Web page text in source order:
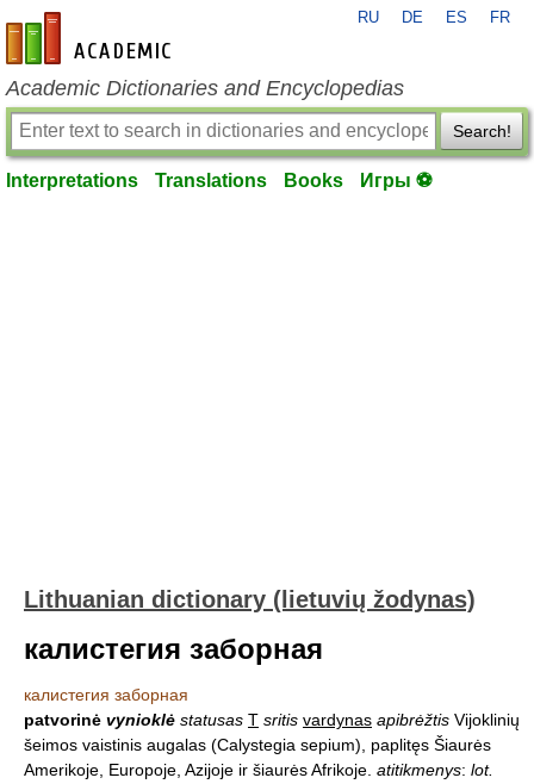
en-academic.com
RU DE ES FR
Academic Dictionaries and Encyclopedias
Search!
Interpretations Translations Books Игры ⚽
Lithuanian dictionary (lietuvių žodynas)
калистегия заборная
калистегия заборная
patvorinė vynioklė statusas T sritis vardynas apibrėžtis Vijoklinių
šeimos vaistinis augalas (Calystegia sepium), paplitęs Šiaurės
Amerikoje, Europoje, Azijoje ir šiaurės Afrikoje. atitikmenys: lot.